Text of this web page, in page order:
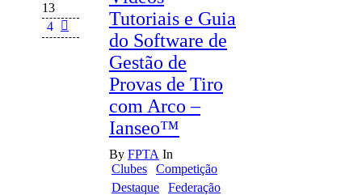
13
4
Tutoriais e Guia
do Software de
Gestão de
Provas de Tiro
com Arco –
Ianseo™
By FPTA In
Clubes
Competição
Destaque
Federação